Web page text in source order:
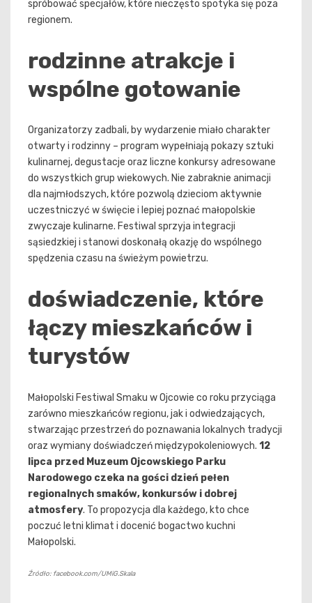
spróbować specjałów, które nieczęsto spotyka się poza
regionem.
rodzinne atrakcje i
wspólne gotowanie
Organizatorzy zadbali, by wydarzenie miało charakter
otwarty i rodzinny – program wypełniają pokazy sztuki
kulinarnej, degustacje oraz liczne konkursy adresowane
do wszystkich grup wiekowych. Nie zabraknie animacji
dla najmłodszych, które pozwolą dzieciom aktywnie
uczestniczyć w święcie i lepiej poznać małopolskie
zwyczaje kulinarne. Festiwal sprzyja integracji
sąsiedzkiej i stanowi doskonałą okazję do wspólnego
spędzenia czasu na świeżym powietrzu.
doświadczenie, które
łączy mieszkańców i
turystów
Małopolski Festiwal Smaku w Ojcowie co roku przyciąga
zarówno mieszkańców regionu, jak i odwiedzających,
stwarzając przestrzeń do poznawania lokalnych tradycji
oraz wymiany doświadczeń międzypokoleniowych. 12
lipca przed Muzeum Ojcowskiego Parku
Narodowego czeka na gości dzień pełen
regionalnych smaków, konkursów i dobrej
atmosfery. To propozycja dla każdego, kto chce
poczuć letni klimat i docenić bogactwo kuchni
Małopolski.
Źródło: facebook.com/UMiG.Skala